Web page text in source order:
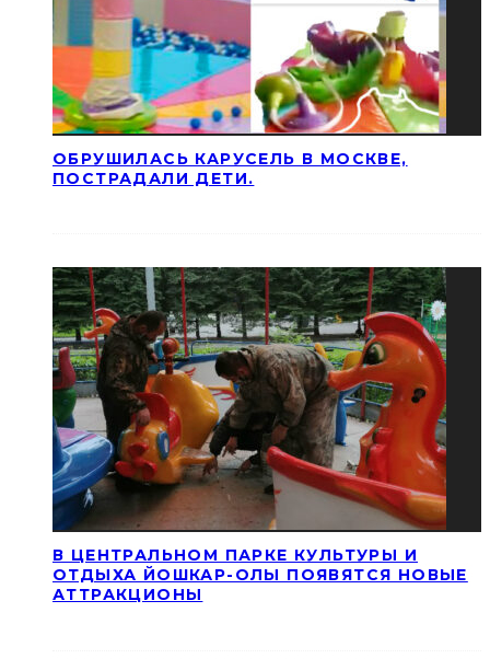
ОБРУШИЛАСЬ КАРУСЕЛЬ В МОСКВЕ,
ПОСТРАДАЛИ ДЕТИ.
В ЦЕНТРАЛЬНОМ ПАРКЕ КУЛЬТУРЫ И
ОТДЫХА ЙОШКАР-ОЛЫ ПОЯВЯТСЯ НОВЫЕ
АТТРАКЦИОНЫ